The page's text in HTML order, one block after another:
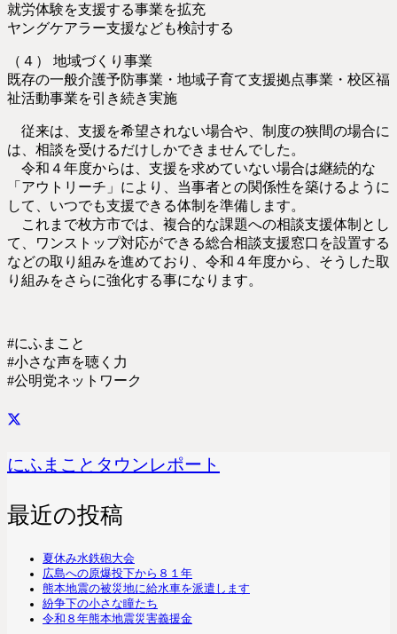
就労体験を支援する事業を拡充
ヤングケアラー支援なども検討する
（４） 地域づくり事業
既存の一般介護予防事業・地域子育て支援拠点事業・校区福
祉活動事業を引き続き実施
従来は、支援を希望されない場合や、制度の狭間の場合に
は、相談を受けるだけしかできませんでした。
令和４年度からは、支援を求めていない場合は継続的な
「アウトリーチ」により、当事者との関係性を築けるように
して、いつでも支援できる体制を準備します。
これまで枚方市では、複合的な課題への相談支援体制とし
て、ワンストップ対応ができる総合相談支援窓口を設置する
などの取り組みを進めており、令和４年度から、そうした取
り組みをさらに強化する事になります。
#にふまこと
#小さな声を聴く力
#公明党ネットワーク
にふまことタウンレポート
最近の投稿
夏休み水鉄砲大会
広島への原爆投下から８１年
熊本地震の被災地に給水車を派遣します
紛争下の小さな瞳たち
令和８年熊本地震災害義援金